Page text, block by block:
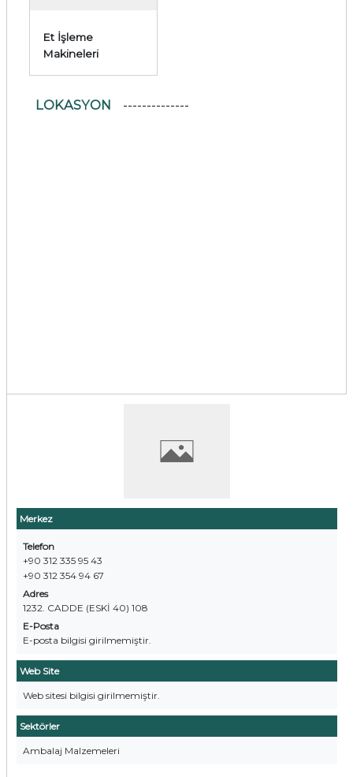
Merkez
Telefon
+90 312 335 95 43
+90 312 354 94 67
Adres
1232. CADDE (ESKİ 40) 108
E-Posta
E-posta bilgisi girilmemiştir.
Web Site
Web sitesi bilgisi girilmemiştir.
Sektörler
Ambalaj Malzemeleri
Et İşleme
Makineleri
LOKASYON